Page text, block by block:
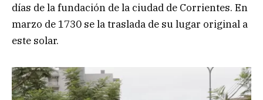
días de la fundación de la ciudad de Corrientes. En
marzo de 1730 se la traslada de su lugar original a
este solar.